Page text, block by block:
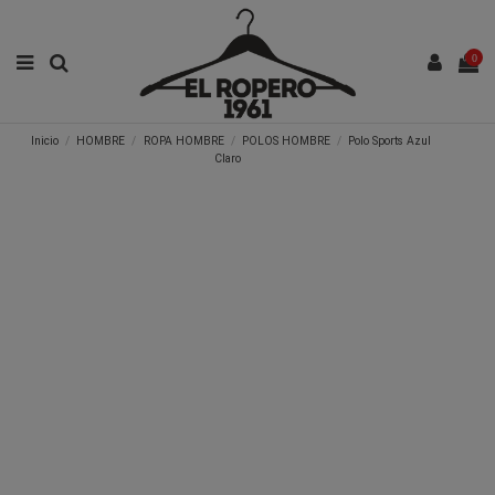
0
Inicio HOMBRE ROPA HOMBRE POLOS HOMBRE
Polo Sports Azul
Claro